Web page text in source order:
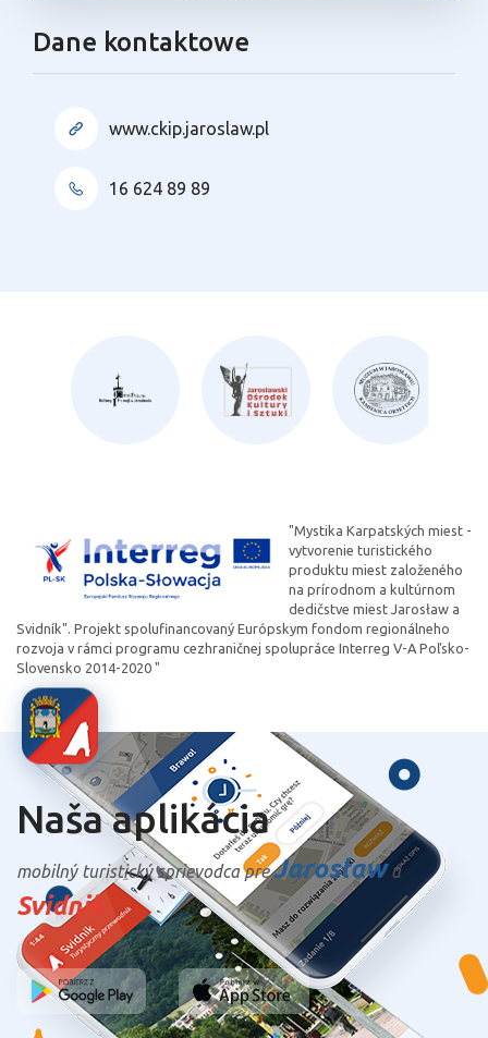
Dane kontaktowe
www.ckip.jaroslaw.pl
16 624 89 89
"Mystika Karpatských miest -
vytvorenie turistického
produktu miest založeného
na prírodnom a kultúrnom
dedičstve miest Jarosław a
Svidník". Projekt spolufinancovaný Európskym fondom regionálneho
rozvoja v rámci programu cezhraničnej spolupráce Interreg V-A Poľsko-
Slovensko 2014-2020 "
Naša aplikácia
mobilný turistický sprievodca preJarosława
Svidnik